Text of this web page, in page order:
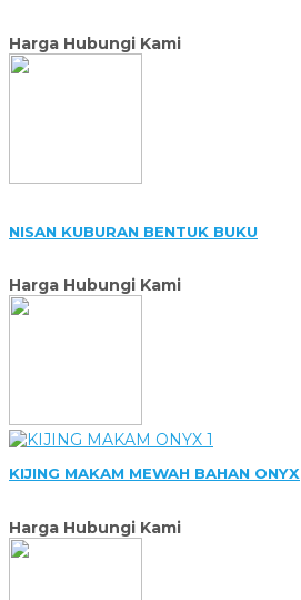
Harga Hubungi Kami
NISAN KUBURAN BENTUK BUKU
Harga Hubungi Kami
KIJING MAKAM MEWAH BAHAN ONYX
Harga Hubungi Kami